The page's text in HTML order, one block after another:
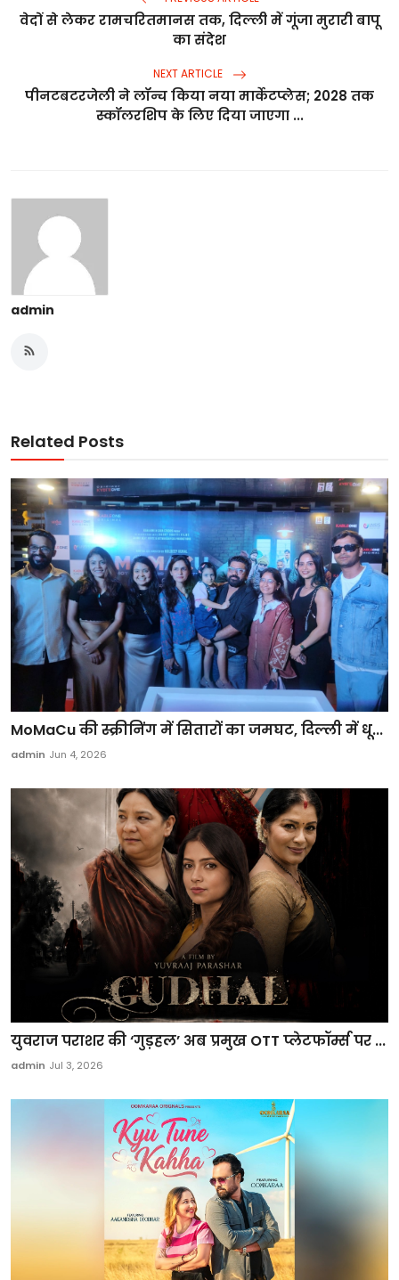
वेदों से लेकर रामचरितमानस तक, दिल्ली में गूंजा मुरारी बापू
का संदेश
NEXT ARTICLE
पीनटबटरजेली ने लॉन्च किया नया मार्केटप्लेस; 2028 तक
स्कॉलरशिप के लिए दिया जाएगा ...
admin
Related Posts
MoMaCu की स्क्रीनिंग में सितारों का जमघट, दिल्ली में धू...
admin Jun 4, 2026
युवराज पराशर की ‘गुड़हल’ अब प्रमुख OTT प्लेटफॉर्म्स पर ...
admin Jul 3, 2026